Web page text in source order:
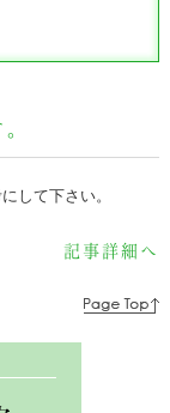
して下さい。
記事詳細へ